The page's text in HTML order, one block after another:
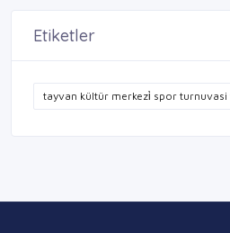
Etiketler
tayvan kültür merkezi̇ spor